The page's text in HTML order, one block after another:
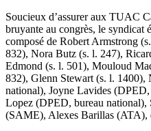
Soucieux d’assurer aux TUAC
bruyante au congrès, le syndicat
composé de Robert Armstrong
832), Nora Butz (s. l. 247),
Edmond (s. l. 501), Mouloud
832), Glenn Stewart (s. l. 1400),
national), Joyne Lavides
Lopez (DPED, bureau national),
(SAME), Alexes Barillas (ATA),